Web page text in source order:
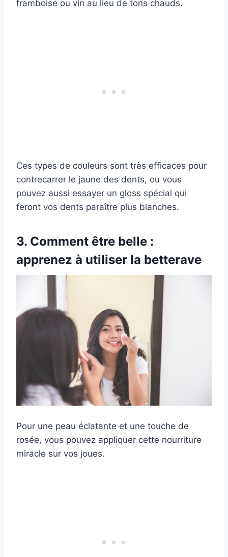
framboise ou vin au lieu de tons chauds.
Ces types de couleurs sont très efficaces pour
contrecarrer le jaune des dents, ou vous
pouvez aussi essayer un gloss spécial qui
feront vos dents paraître plus blanches.
3. Comment être belle :
apprenez à utiliser la betterave
Pour une peau éclatante et une touche de
rosée, vous pouvez appliquer cette nourriture
miracle sur vos joues.